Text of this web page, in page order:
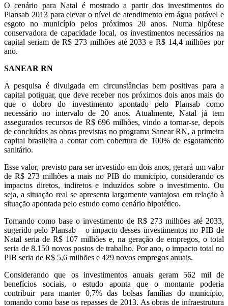
O cenário para Natal é mostrado a partir dos investimentos do
Plansab 2013 para elevar o nível de atendimento em água potável e
esgoto no município pelos próximos 20 anos. Numa hipótese
conservadora de capacidade local, os investimentos necessários na
capital seriam de R$ 273 milhões até 2033 e R$ 14,4 milhões por
ano.
SANEAR RN
A pesquisa é divulgada em circunstâncias bem positivas para a
capital potiguar, que deve receber nos próximos dois anos mais do
que o dobro do investimento apontado pelo Plansab como
necessário no intervalo de 20 anos. Atualmente, Natal já tem
assegurados recursos de R$ 696 milhões, vindo a tornar-se, depois
de concluídas as obras previstas no programa Sanear RN, a primeira
capital brasileira a contar com cobertura de 100% de esgotamento
sanitário.
Esse valor, previsto para ser investido em dois anos, gerará um valor
de R$ 273 milhões a mais no PIB do município, considerando os
impactos diretos, indiretos e induzidos sobre o investimento. Ou
seja, a situação real se apresenta largamente vantajosa em relação à
situação apontada pelo estudo como cenário hipotético.
Tomando como base o investimento de R$ 273 milhões até 2033,
sugerido pelo Plansab – o impacto desses investimentos no PIB de
Natal seria de R$ 107 milhões e, na geração de empregos, o total
seria de 8.150 novos postos de trabalho. Por ano, o impacto total no
PIB seria de R$ 5,6 milhões e 429 novos empregos anuais.
Considerando que os investimentos anuais geram 562 mil de
benefícios sociais, o estudo aponta que o montante poderia
contribuir para manter 0,7% das bolsas famílias do município,
tomando como base os repasses de 2013. As obras de infraestrutura